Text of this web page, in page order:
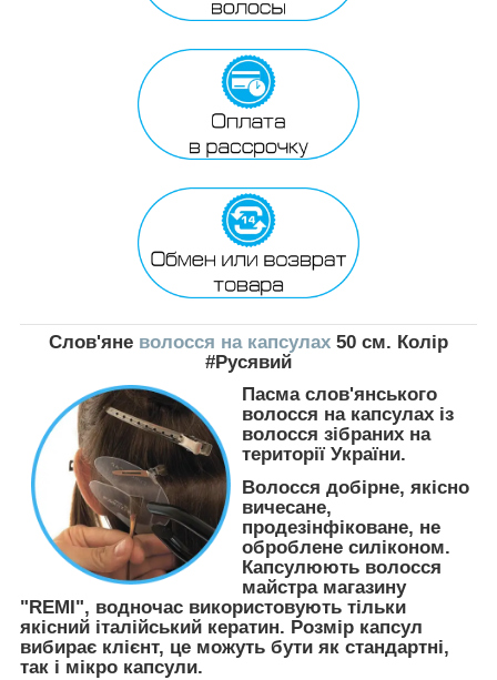
Слов'яне волосся на капсулах 50 см. Колір
#Русявий
Пасма слов'янського
волосся на капсулах із
волосся зібраних на
території України.
Волосся добірне, якісно
вичесане,
продезінфіковане, не
оброблене силіконом.
Капсулюють волосся
майстра магазину
"REMI", водночас використовують тільки
якісний італійський кератин. Розмір капсул
вибирає клієнт, це можуть бути як стандартні,
так і мікро капсули.